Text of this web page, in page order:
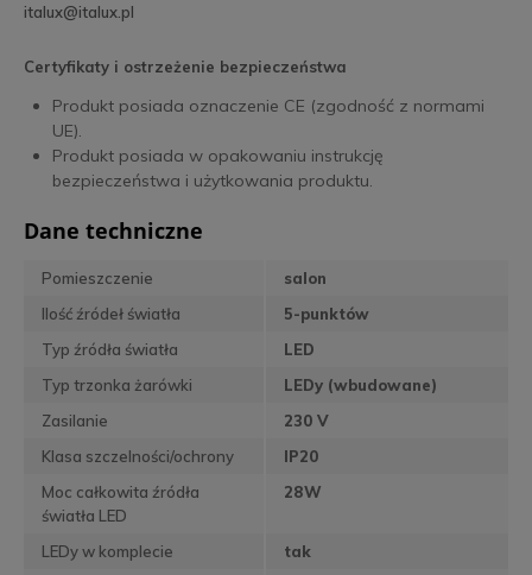
italux@italux.pl
Certyfikaty i ostrzeżenie bezpieczeństwa
Produkt posiada oznaczenie CE (zgodność z normami
UE).
Produkt posiada w opakowaniu instrukcję
bezpieczeństwa i użytkowania produktu.
Dane techniczne
Pomieszczenie
salon
Ilość źródeł światła
5-punktów
Typ źródła światła
LED
Typ trzonka żarówki
LEDy (wbudowane)
Zasilanie
230 V
Klasa szczelności/ochrony
IP20
Moc całkowita źródła
światła LED
28W
LEDy w komplecie
tak